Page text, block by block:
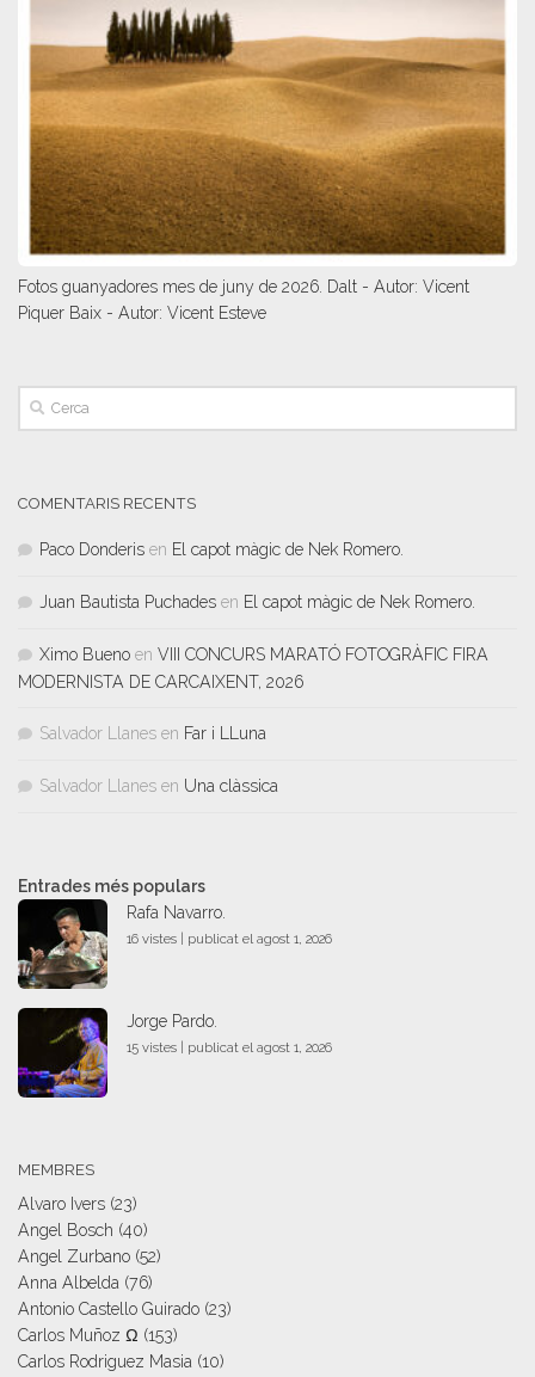
Fotos guanyadores mes de juny de 2026. Dalt - Autor: Vicent
Piquer Baix - Autor: Vicent Esteve
COMENTARIS RECENTS
Paco Donderis en El capot màgic de Nek Romero.
Juan Bautista Puchades en El capot màgic de Nek Romero.
Ximo Bueno en VIII CONCURS MARATÓ FOTOGRÀFIC FIRA
MODERNISTA DE CARCAIXENT, 2026
Salvador Llanes en Far i LLuna
Salvador Llanes en Una clàssica
Entrades més populars
Rafa Navarro.
16 vistes publicat el agost 1, 2026
Jorge Pardo.
15 vistes publicat el agost 1, 2026
MEMBRES
Alvaro Ivers (23)
Angel Bosch (40)
Angel Zurbano (52)
Anna Albelda (76)
Antonio Castello Guirado (23)
Carlos Muñoz Ω (153)
Carlos Rodriguez Masia (10)